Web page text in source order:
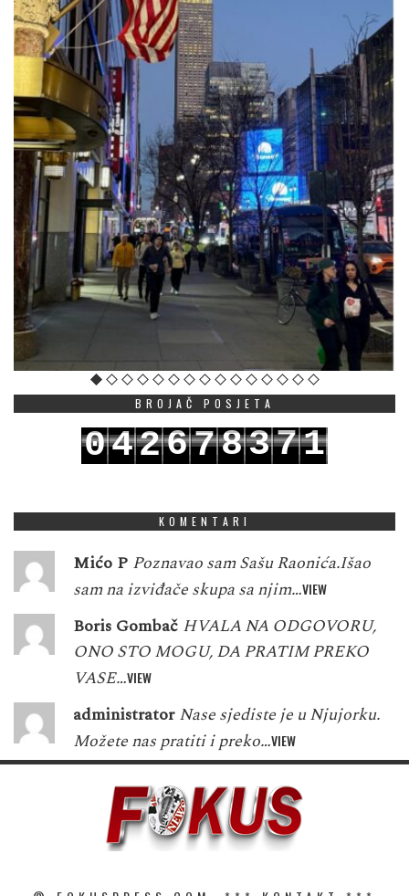
BROJAČ POSJETA
042678371
KOMENTARI
Mićo P Poznavao sam Sašu Raonića.Išao
sam na izviđače skupa sa njim…VIEW
Boris Gombač HVALA NA ODGOVORU,
ONO STO MOGU, DA PRATIM PREKO
VASE…VIEW
administrator Nase sjediste je u Njujorku.
Možete nas pratiti i preko…VIEW